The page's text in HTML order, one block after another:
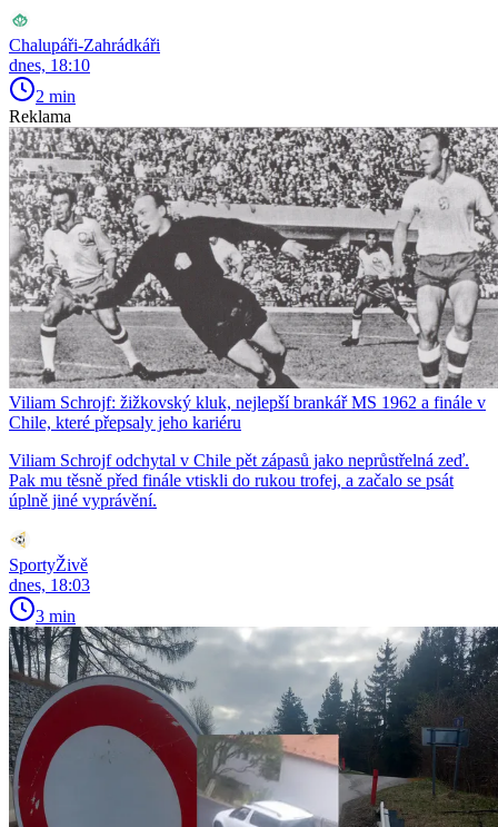
Chalupáři-Zahrádkáři
dnes, 18:10
2 min
Reklama
Viliam Schrojf: žižkovský kluk, nejlepší brankář MS 1962 a finále v
Chile, které přepsaly jeho kariéru
Viliam Schrojf odchytal v Chile pět zápasů jako neprůstřelná zeď.
Pak mu těsně před finále vtiskli do rukou trofej, a začalo se psát
úplně jiné vyprávění.
SportyŽivě
dnes, 18:03
3 min